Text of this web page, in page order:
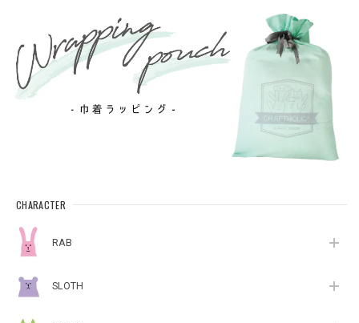
CHARACTER
RAB
SLOTH